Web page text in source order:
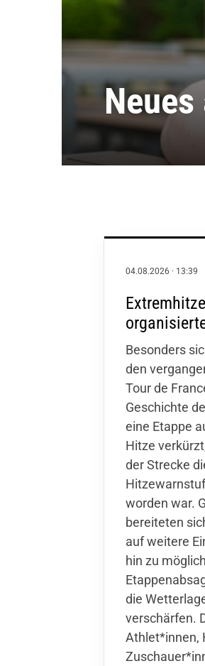
04.08.2026 · 13:39
Besonders
den
Tour de
Geschichte
eine Etappe
Hitze
der Strecke
worden war.
bereiteten
auf weitere
hin zu
die
verschärfen.
Athlet*innen,
Quicklinks
TSV Hollenstedt
37154
info@tsv-